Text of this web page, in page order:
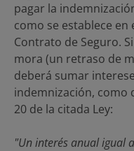
pagar la
como se establece en
Contrato de Seguro.
mora (un retraso de
deberá sumar
indemnización, como
20 de la citada Ley:
"Un interés anual igual